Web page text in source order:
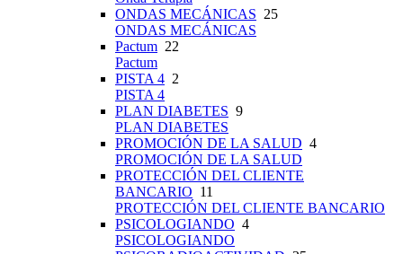
ONDAS MECÁNICAS 25
ONDAS MECÁNICAS
Pactum 22
Pactum
PISTA 4 2
PISTA 4
PLAN DIABETES 9
PLAN DIABETES
PROMOCIÓN DE LA SALUD 4
PROMOCIÓN DE LA SALUD
PROTECCIÓN DEL CLIENTE
BANCARIO 11
PROTECCIÓN DEL CLIENTE BANCARIO
PSICOLOGIANDO 4
PSICOLOGIANDO